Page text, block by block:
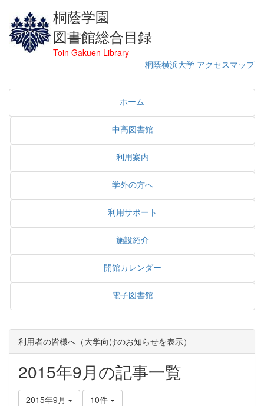
桐蔭学園
図書館総合目録
Toin Gakuen Library
桐蔭横浜大学 アクセスマップ
ホーム
中高図書館
利用案内
学外の方へ
利用サポート
施設紹介
開館カレンダー
電子図書館
利用者の皆様へ（大学向けのお知らせを表示）
2015年9月の記事一覧
2015年9月 10件